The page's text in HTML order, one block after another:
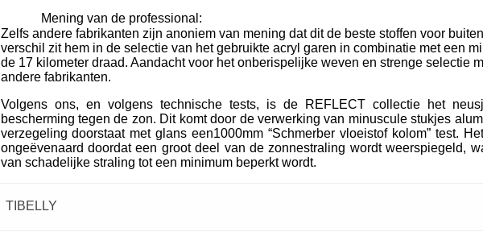
Mening van de professional:
Zelfs andere fabrikanten zijn anoniem van mening dat dit de beste stoffen voor
verschil zit hem in de selectie van het gebruikte acryl garen in combinatie met een
de 17 kilometer draad. Aandacht voor het onberispelijke weven en strenge selectie
andere fabrikanten.
Volgens ons, en volgens technische tests, is de REFLECT collectie het
bescherming tegen de zon. Dit komt door de verwerking van minuscule stukjes
verzegeling doorstaat met glans een1000mm “Schmerber vloeistof kolom” test.
ongeëvenaard doordat een groot deel van de zonnestraling wordt weerspiegeld,
van schadelijke straling tot een minimum beperkt wordt.
TIBELLY